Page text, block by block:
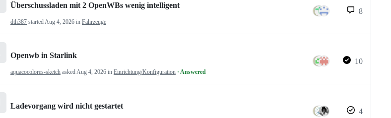
Überschussladen mit 2 OpenWBs wenig intelligent
dth387 startedAug 4, 2026 in Fahrzeuge
8
Openwb in Starlink
aquacocolores-sketch askedAug 4, 2026 in Einrichtung/Konfiguration · Answered
10
Ladevorgang wird nicht gestartet
4